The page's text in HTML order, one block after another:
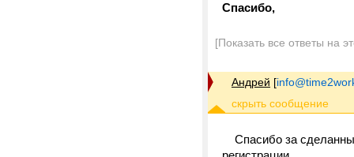
Спасибо,
[Показать все ответы на
Андрей [
Спасибо за